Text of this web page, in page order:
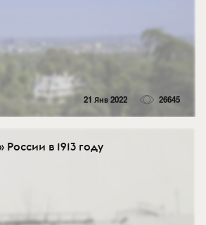
21 Янв 2022 26645
в 1913 году